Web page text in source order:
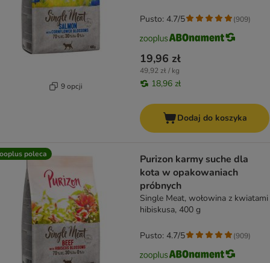
9 opcji
19,96 zł
49,92 zł / kg
18,96 zł
Pusto: 4.7/5 (909)
Dodaj do koszyka
poleca
Purizon karmy suche dla
kota w opakowaniach
próbnych
Single Meat, wołowina z kwiatami
hibiskusa, 400 g
Pusto: 4.7/5 (909)